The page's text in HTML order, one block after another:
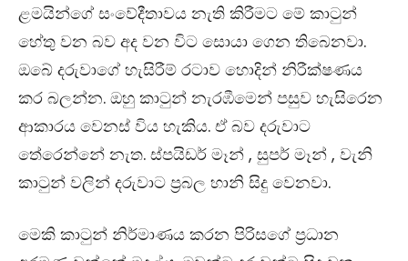
ළමයින්ගේ සංවේදීතාවය නැති කිරීමට මේ කාටුන්
හේතු වන බව අද වන විට සොයා ගෙන තිබෙනවා.
ඔබේ දරුවාගේ හැසිරීම් රටාව හොදින් නිරීක්ෂණය
කර බලන්න. ඔහු කාටුන් නැරඹීමෙන් පසුව හැසිරෙන
ආකාරය වෙනස් විය හැකිය. ඒ බව දරුවාට
තේරෙන්නේ නැත. ස්පයිඩර් මෑන් , සුපර් මෑන් , වැනි
කාටුන් වලින් දරුවාට ප්‍රබල හානි සිදු වෙනවා.
මෙකි කාටුන් නිර්මාණය කරන පිරිසගේ ප්‍රධාන